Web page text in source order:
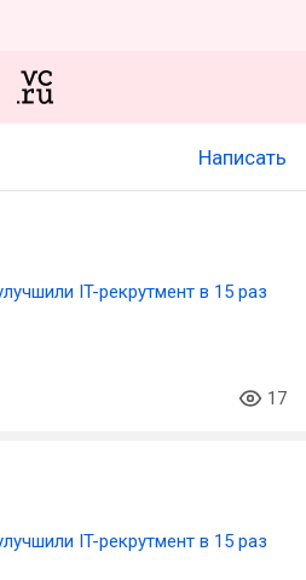
Написать
IT-рекрутмент в 15 раз
17
IT-рекрутмент в 15 раз